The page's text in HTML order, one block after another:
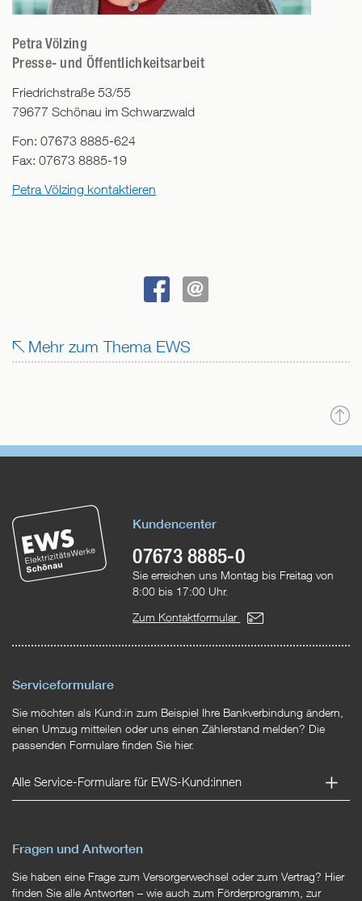
Petra Völzing
Presse- und Öffentlichkeitsarbeit
Friedrichstraße 53/55
79677 Schönau im Schwarzwald
Fon: 07673 8885-624
Fax: 07673 8885-19
Petra Völzing kontaktieren
TEILEN
Mehr zum Thema EWS
Kundencenter
07673 8885-0
Sie erreichen uns Montag bis Freitag von
8:00 bis 17:00 Uhr.
Zum Kontaktformular
Serviceformulare
Sie möchten als Kund:in zum Beispiel Ihre Bankverbindung ändern,
einen Umzug mitteilen oder uns einen Zählerstand melden? Die
passenden Formulare finden Sie hier.
Alle Service-Formulare für EWS-Kund:innen
Fragen und Antworten
Sie haben eine Frage zum Versorgerwechsel oder zum Vertrag? Hier
finden Sie alle Antworten – wie auch zum Förderprogramm, zur